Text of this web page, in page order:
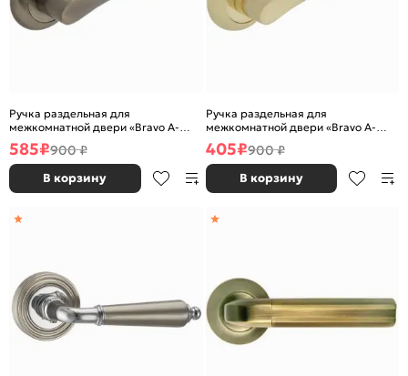
Ручка раздельная для
межкомнатной двери «Bravo A-
423» Бронза
585₽900 ₽
В корзину
Ручка раздельная для
межкомнатной двери «Bravo A-
423» Золото
405₽900 ₽
В корзину